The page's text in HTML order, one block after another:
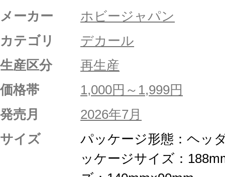
メーカー
ホビージャパン
カテゴリ
デカール
生産区分
再生産
価格帯
1,000円～1,999円
発売月
2026年7月
サイズ
パッケージ形態：ヘッ
ッケージサイズ：